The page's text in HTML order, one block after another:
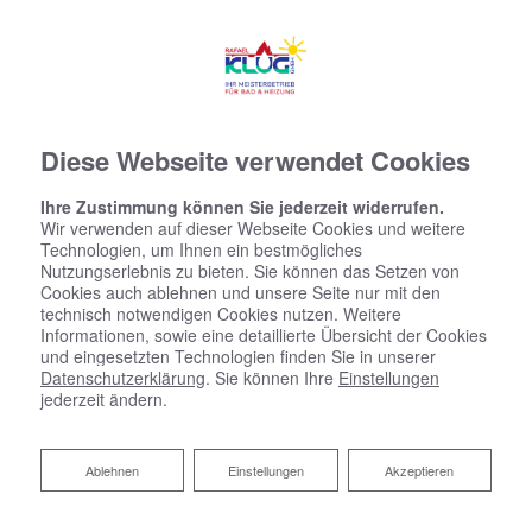
Diese Webseite verwendet Cookies
Ihre Zustimmung können Sie jederzeit widerrufen.
Wir verwenden auf dieser Webseite Cookies und weitere
Technologien, um Ihnen ein bestmögliches
Nutzungserlebnis zu bieten. Sie können das Setzen von
Cookies auch ablehnen und unsere Seite nur mit den
technisch notwendigen Cookies nutzen. Weitere
Informationen, sowie eine detaillierte Übersicht der Cookies
und eingesetzten Technologien finden Sie in unserer
Datenschutzerklärung. Sie können Ihre Einstellungen
jederzeit ändern.
Akzeptieren
Einstellungen
Ablehnen
Ablehnen